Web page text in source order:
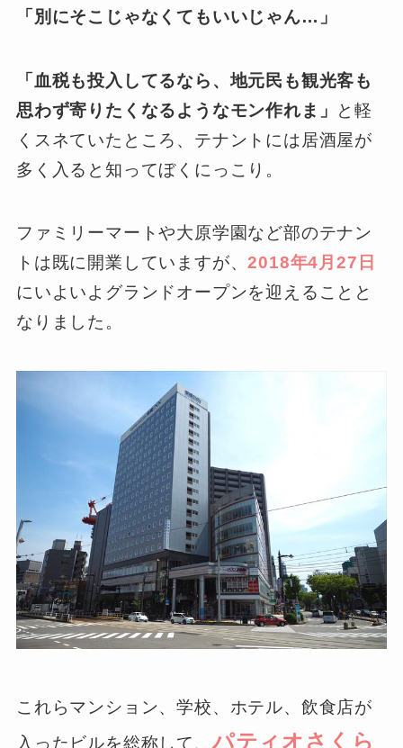
「別にそこじゃなくてもいいじゃん…」
「血税も投入してるなら、地元民も観光客も
思わず寄りたくなるようなモン作れま」
と軽
くスネていたところ、テナントには居酒屋が
多く入ると知ってぼくにっこり。
ファミリーマートや大原学園など部のテナン
トは既に開業していますが、2018年4月27日
にいよいよグランドオープンを迎えることと
なりました。
これらマンション、学校、ホテル、飲食店が
入ったビルを総称して、パティオさくら